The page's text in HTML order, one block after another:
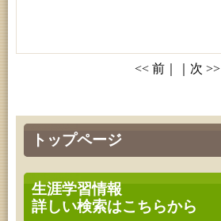
トップページ
生涯学習情報
詳しい検索はこちらから
<< 前｜｜次 >>